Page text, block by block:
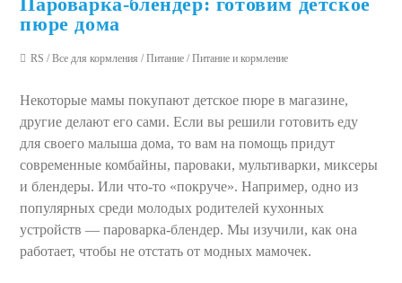
пюре дома
RS / Все для кормления / Питание / Питание и кормление
Некоторые мамы покупают детское пюре в магазине,
другие делают его сами. Если вы решили готовить еду
для своего малыша дома, то вам на помощь придут
современные комбайны, пароваки, мультиварки, миксеры
и блендеры. Или что-то «покруче». Например, одно из
популярных среди молодых родителей кухонных
устройств — пароварка-блендер. Мы изучили, как она
работает, чтобы не отстать от модных мамочек.